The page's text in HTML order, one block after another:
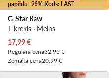
papildu -25% Kods: LAST
G-Star Raw
T-krekls · Melns
Pašreizējā cena
17,99€
Regulārā cena32,95 €
Zemākā cena20,99 €